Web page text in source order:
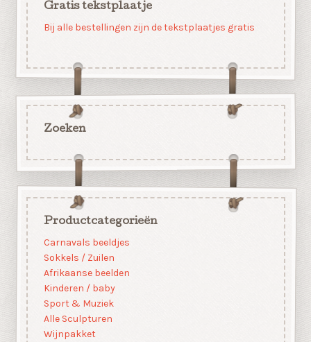
Gratis tekstplaatje
Bij alle bestellingen zijn de tekstplaatjes gratis
Zoeken
Productcategorieën
Carnavals beeldjes
Sokkels / Zuilen
Afrikaanse beelden
Kinderen / baby
Sport & Muziek
Alle Sculpturen
Wijnpakket